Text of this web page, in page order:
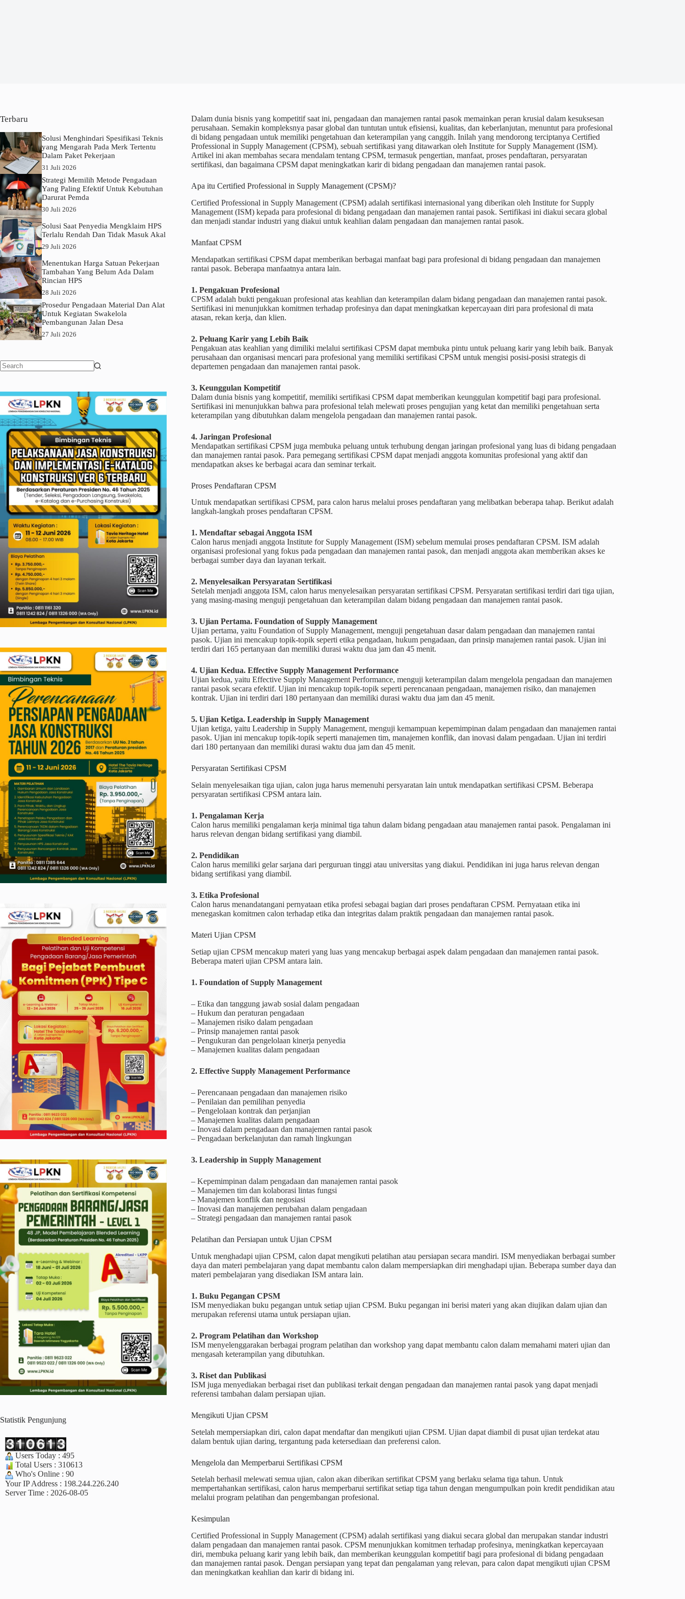
Dalam dunia bisnis yang kompetitif saat ini, pengadaan dan manajemen rantai pasok memainkan peran krusial dalam kesuksesan
perusahaan. Semakin kompleksnya pasar global dan tuntutan untuk efisiensi, kualitas, dan keberlanjutan, menuntut para profesional
di bidang pengadaan untuk memiliki pengetahuan dan keterampilan yang canggih. Inilah yang mendorong terciptanya Certified
Professional in Supply Management (CPSM), sebuah sertifikasi yang ditawarkan oleh Institute for Supply Management (ISM).
Artikel ini akan membahas secara mendalam tentang CPSM, termasuk pengertian, manfaat, proses pendaftaran, persyaratan
sertifikasi, dan bagaimana CPSM dapat meningkatkan karir di bidang pengadaan dan manajemen rantai pasok.
Apa itu Certified Professional in Supply Management (CPSM)?
Certified Professional in Supply Management (CPSM) adalah sertifikasi internasional yang diberikan oleh Institute for Supply
Management (ISM) kepada para profesional di bidang pengadaan dan manajemen rantai pasok. Sertifikasi ini diakui secara global
dan menjadi standar industri yang diakui untuk keahlian dalam pengadaan dan manajemen rantai pasok.
Manfaat CPSM
Mendapatkan sertifikasi CPSM dapat memberikan berbagai manfaat bagi para profesional di bidang pengadaan dan manajemen
rantai pasok. Beberapa manfaatnya antara lain.
1. Pengakuan Profesional
CPSM adalah bukti pengakuan profesional atas keahlian dan keterampilan dalam bidang pengadaan dan manajemen rantai pasok.
Sertifikasi ini menunjukkan komitmen terhadap profesinya dan dapat meningkatkan kepercayaan diri para profesional di mata
atasan, rekan kerja, dan klien.
2. Peluang Karir yang Lebih Baik
Pengakuan atas keahlian yang dimiliki melalui sertifikasi CPSM dapat membuka pintu untuk peluang karir yang lebih baik. Banyak
perusahaan dan organisasi mencari para profesional yang memiliki sertifikasi CPSM untuk mengisi posisi-posisi strategis di
departemen pengadaan dan manajemen rantai pasok.
3. Keunggulan Kompetitif
Dalam dunia bisnis yang kompetitif, memiliki sertifikasi CPSM dapat memberikan keunggulan kompetitif bagi para profesional.
Sertifikasi ini menunjukkan bahwa para profesional telah melewati proses pengujian yang ketat dan memiliki pengetahuan serta
keterampilan yang dibutuhkan dalam mengelola pengadaan dan manajemen rantai pasok.
4. Jaringan Profesional
Mendapatkan sertifikasi CPSM juga membuka peluang untuk terhubung dengan jaringan profesional yang luas di bidang pengadaan
dan manajemen rantai pasok. Para pemegang sertifikasi CPSM dapat menjadi anggota komunitas profesional yang aktif dan
mendapatkan akses ke berbagai acara dan seminar terkait.
Proses Pendaftaran CPSM
Untuk mendapatkan sertifikasi CPSM, para calon harus melalui proses pendaftaran yang melibatkan beberapa tahap. Berikut adalah
langkah-langkah proses pendaftaran CPSM.
1. Mendaftar sebagai Anggota ISM
Calon harus menjadi anggota Institute for Supply Management (ISM) sebelum memulai proses pendaftaran CPSM. ISM adalah
organisasi profesional yang fokus pada pengadaan dan manajemen rantai pasok, dan menjadi anggota akan memberikan akses ke
berbagai sumber daya dan layanan terkait.
2. Menyelesaikan Persyaratan Sertifikasi
Setelah menjadi anggota ISM, calon harus menyelesaikan persyaratan sertifikasi CPSM. Persyaratan sertifikasi terdiri dari tiga ujian,
yang masing-masing menguji pengetahuan dan keterampilan dalam bidang pengadaan dan manajemen rantai pasok.
3. Ujian Pertama. Foundation of Supply Management
Ujian pertama, yaitu Foundation of Supply Management, menguji pengetahuan dasar dalam pengadaan dan manajemen rantai
pasok. Ujian ini mencakup topik-topik seperti etika pengadaan, hukum pengadaan, dan prinsip manajemen rantai pasok. Ujian ini
terdiri dari 165 pertanyaan dan memiliki durasi waktu dua jam dan 45 menit.
4. Ujian Kedua. Effective Supply Management Performance
Ujian kedua, yaitu Effective Supply Management Performance, menguji keterampilan dalam mengelola pengadaan dan manajemen
rantai pasok secara efektif. Ujian ini mencakup topik-topik seperti perencanaan pengadaan, manajemen risiko, dan manajemen
kontrak. Ujian ini terdiri dari 180 pertanyaan dan memiliki durasi waktu dua jam dan 45 menit.
5. Ujian Ketiga. Leadership in Supply Management
Ujian ketiga, yaitu Leadership in Supply Management, menguji kemampuan kepemimpinan dalam pengadaan dan manajemen rantai
pasok. Ujian ini mencakup topik-topik seperti manajemen tim, manajemen konflik, dan inovasi dalam pengadaan. Ujian ini terdiri
dari 180 pertanyaan dan memiliki durasi waktu dua jam dan 45 menit.
Persyaratan Sertifikasi CPSM
Selain menyelesaikan tiga ujian, calon juga harus memenuhi persyaratan lain untuk mendapatkan sertifikasi CPSM. Beberapa
persyaratan sertifikasi CPSM antara lain.
1. Pengalaman Kerja
Calon harus memiliki pengalaman kerja minimal tiga tahun dalam bidang pengadaan atau manajemen rantai pasok. Pengalaman ini
harus relevan dengan bidang sertifikasi yang diambil.
2. Pendidikan
Calon harus memiliki gelar sarjana dari perguruan tinggi atau universitas yang diakui. Pendidikan ini juga harus relevan dengan
bidang sertifikasi yang diambil.
3. Etika Profesional
Calon harus menandatangani pernyataan etika profesi sebagai bagian dari proses pendaftaran CPSM. Pernyataan etika ini
menegaskan komitmen calon terhadap etika dan integritas dalam praktik pengadaan dan manajemen rantai pasok.
Materi Ujian CPSM
Setiap ujian CPSM mencakup materi yang luas yang mencakup berbagai aspek dalam pengadaan dan manajemen rantai pasok.
Beberapa materi ujian CPSM antara lain.
1. Foundation of Supply Management
– Etika dan tanggung jawab sosial dalam pengadaan
– Hukum dan peraturan pengadaan
– Manajemen risiko dalam pengadaan
– Prinsip manajemen rantai pasok
– Pengukuran dan pengelolaan kinerja penyedia
– Manajemen kualitas dalam pengadaan
2. Effective Supply Management Performance
– Perencanaan pengadaan dan manajemen risiko
– Penilaian dan pemilihan penyedia
– Pengelolaan kontrak dan perjanjian
– Manajemen kualitas dalam pengadaan
– Inovasi dalam pengadaan dan manajemen rantai pasok
– Pengadaan berkelanjutan dan ramah lingkungan
3. Leadership in Supply Management
– Kepemimpinan dalam pengadaan dan manajemen rantai pasok
– Manajemen tim dan kolaborasi lintas fungsi
– Manajemen konflik dan negosiasi
– Inovasi dan manajemen perubahan dalam pengadaan
– Strategi pengadaan dan manajemen rantai pasok
Pelatihan dan Persiapan untuk Ujian CPSM
Untuk menghadapi ujian CPSM, calon dapat mengikuti pelatihan atau persiapan secara mandiri. ISM menyediakan berbagai sumber
daya dan materi pembelajaran yang dapat membantu calon dalam mempersiapkan diri menghadapi ujian. Beberapa sumber daya dan
materi pembelajaran yang disediakan ISM antara lain.
1. Buku Pegangan CPSM
ISM menyediakan buku pegangan untuk setiap ujian CPSM. Buku pegangan ini berisi materi yang akan diujikan dalam ujian dan
merupakan referensi utama untuk persiapan ujian.
2. Program Pelatihan dan Workshop
ISM menyelenggarakan berbagai program pelatihan dan workshop yang dapat membantu calon dalam memahami materi ujian dan
mengasah keterampilan yang dibutuhkan.
3. Riset dan Publikasi
ISM juga menyediakan berbagai riset dan publikasi terkait dengan pengadaan dan manajemen rantai pasok yang dapat menjadi
referensi tambahan dalam persiapan ujian.
Mengikuti Ujian CPSM
Setelah mempersiapkan diri, calon dapat mendaftar dan mengikuti ujian CPSM. Ujian dapat diambil di pusat ujian terdekat atau
dalam bentuk ujian daring, tergantung pada ketersediaan dan preferensi calon.
Mengelola dan Memperbarui Sertifikasi CPSM
Setelah berhasil melewati semua ujian, calon akan diberikan sertifikat CPSM yang berlaku selama tiga tahun. Untuk
mempertahankan sertifikasi, calon harus memperbarui sertifikat setiap tiga tahun dengan mengumpulkan poin kredit pendidikan atau
melalui program pelatihan dan pengembangan profesional.
Kesimpulan
Certified Professional in Supply Management (CPSM) adalah sertifikasi yang diakui secara global dan merupakan standar industri
dalam pengadaan dan manajemen rantai pasok. CPSM menunjukkan komitmen terhadap profesinya, meningkatkan kepercayaan
diri, membuka peluang karir yang lebih baik, dan memberikan keunggulan kompetitif bagi para profesional di bidang pengadaan
dan manajemen rantai pasok. Dengan persiapan yang tepat dan pengalaman yang relevan, para calon dapat mengikuti ujian CPSM
dan meningkatkan keahlian dan karir di bidang ini.
Terbaru
Solusi Menghindari Spesifikasi Teknis
yang Mengarah Pada Merk Tertentu
Dalam Paket Pekerjaan
31 Juli 2026
Strategi Memilih Metode Pengadaan
Yang Paling Efektif Untuk Kebutuhan
Darurat Pemda
30 Juli 2026
Solusi Saat Penyedia Mengklaim HPS
Terlalu Rendah Dan Tidak Masuk Akal
29 Juli 2026
Menentukan Harga Satuan Pekerjaan
Tambahan Yang Belum Ada Dalam
Rincian HPS
28 Juli 2026
Prosedur Pengadaan Material Dan Alat
Untuk Kegiatan Swakelola
Pembangunan Jalan Desa
27 Juli 2026
Statistik Pengunjung
Users Today : 495
Total Users : 310613
Who's Online : 90
Your IP Address : 198.244.226.240
Server Time : 2026-08-05